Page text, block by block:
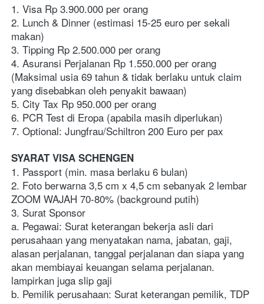
1. Visa Rp 3.900.000 per orang
2. Lunch & Dinner (estimasi 15-25 euro per sekali
makan)
3. Tipping Rp 2.500.000 per orang
4. Asuransi Perjalanan Rp 1.550.000 per orang
(Maksimal usia 69 tahun & tidak berlaku untuk claim
yang disebabkan oleh penyakit bawaan)
5. City Tax Rp 950.000 per orang
6. PCR Test di Eropa (apabila masih diperlukan)
7. Optional: Jungfrau/Schiltron 200 Euro per pax
SYARAT VISA SCHENGEN
1. Passport (min. masa berlaku 6 bulan)
2. Foto berwarna 3,5 cm x 4,5 cm sebanyak 2 lembar
ZOOM WAJAH 70-80% (background putih)
3. Surat Sponsor
a. Pegawai: Surat keterangan bekerja asli dari
perusahaan yang menyatakan nama, jabatan, gaji,
alasan perjalanan, tanggal perjalanan dan siapa yang
akan membiayai keuangan selama perjalanan.
lampirkan juga slip gaji
b. Pemilik perusahaan: Surat keterangan pemilik, TDP